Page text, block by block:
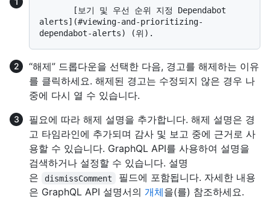
alerts](#viewing-and-prioritizing-
“해제” 드롭다운을 선택한 다음, 경고를 해제하는 이유
를 클릭하세요. 해제된 경고는 수정되지 않은 경우 나
중에 다시 열 수 있습니다.
필요에 따라 해제 설명을 추가합니다. 해제 설명은 경
고 타임라인에 추가되며 감사 및 보고 중에 근거로 사
용할 수 있습니다. GraphQL API를 사용하여 설명을
검색하거나 설정할 수 있습니다. 설명
은
dismissComment
필드에 포함됩니다. 자세한 내용
은 GraphQL API 설명서의 개체을(를) 참조하세요.